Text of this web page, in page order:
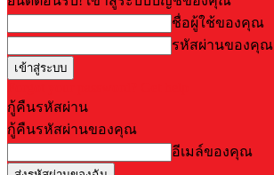
ชื่อผู้ใช้ของคุณ
รหัสผ่านของคุณ
กู้คืนรหัสผ่าน
กู้คืนรหัสผ่านของคุณ
อีเมล์ของคุณ